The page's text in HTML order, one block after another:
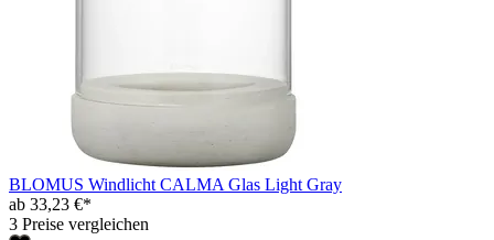
BLOMUS Windlicht CALMA Glas Light Gray
ab 33,23 €*
3 Preise vergleichen